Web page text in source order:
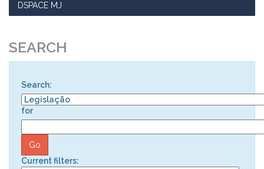
DSPACE MJ
SEARCH
Search:
for
Current filters: